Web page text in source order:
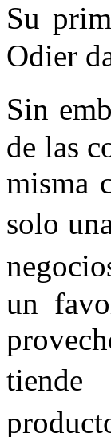
Su
Odier
Sin
de las
misma
solo
un